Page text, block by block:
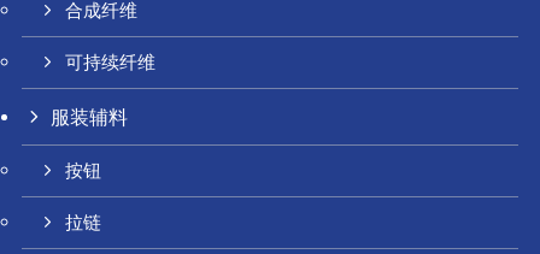
合成纤维
可持续纤维
服装辅料
按钮
拉链